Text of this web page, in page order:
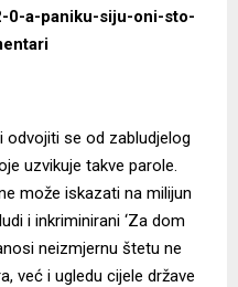
0-a-paniku-siju-oni-sto-
se od zabludjelog
uzvikuje takve parole.
može iskazati na milijun
i inkriminirani ‘Za dom
neizmjernu štetu ne
već i ugledu cijele države